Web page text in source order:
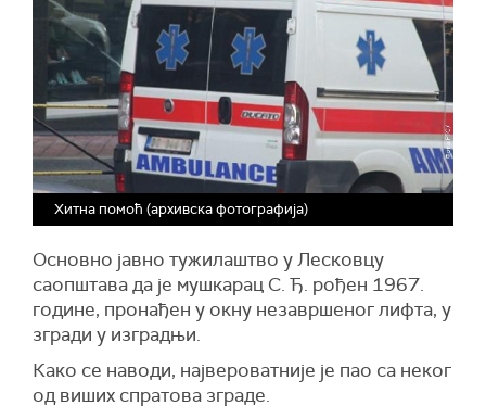
Хитна помоћ (архивска фотографија)
Основно јавно тужилаштво у Лесковцу
саопштава да је мушкарац С. Ђ. рођен 1967.
године, пронађен у окну незавршеног лифта, у
згради у изградњи.
Како се наводи, највероватније је пао са неког
од виших спратова зграде.